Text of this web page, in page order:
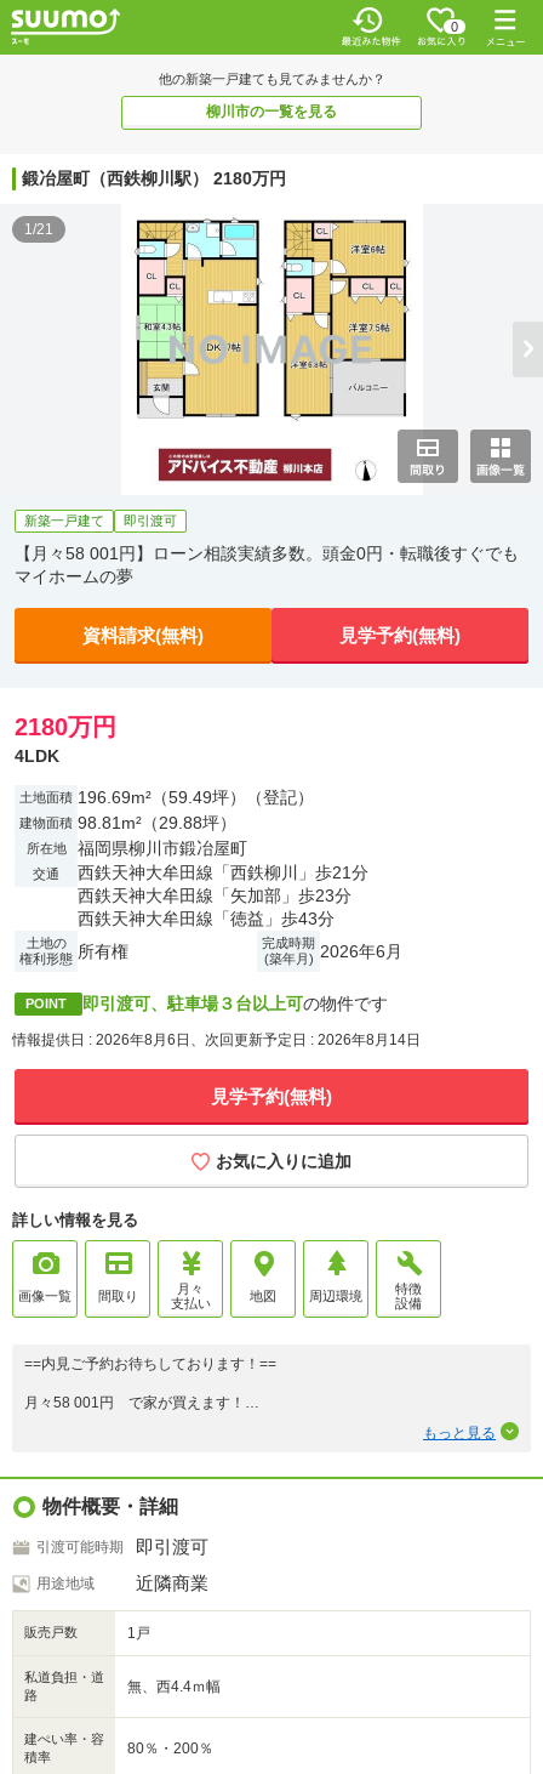
0
他の新築一戸建ても見てみませんか？
柳川市の一覧を見る
鍛冶屋町（西鉄柳川駅） 2180万円
1/21
新築一戸建て 即引渡可
【月々58 001円】ローン相談実績多数。頭金0円・転職後すぐでも
マイホームの夢
資料請求(無料) 見学予約(無料)
2180万円
4LDK
土地面積 196.69m²（59.49坪）（登記）
建物面積 98.81m²（29.88坪）
所在地 福岡県柳川市鍛冶屋町
交通
西鉄天神大牟田線「西鉄柳川」歩21分
西鉄天神大牟田線「矢加部」歩23分
西鉄天神大牟田線「徳益」歩43分
土地の
権利形態 所有権
完成時期
(築年月) 2026年6月
POINT 即引渡可、駐車場３台以上可の物件です
情報提供日 : 2026年8月6日、次回更新予定日 : 2026年8月14日
見学予約(無料)
お気に入りに追加
詳しい情報を見る
画像一覧 間取り
月々
支払い
地図 周辺環境
特徴
設備
==内見ご予約お待ちしております！==
月々58 001円 で家が買えます！
画書を無料でお作りします！
◆ 広々としたLDK
◆ 駐車3台可
◆ 浴室暖房乾燥機
◆ 録画機能付きTVモニターホン
◆ 広々ルーフバルコニー
もっと見る
物件概要・詳細
引渡可能時期 即引渡可
用途地域 近隣商業
販売戸数 1戸
私道負担・道
路
無、西4.4ｍ幅
建ぺい率・容
積率
80％・200％